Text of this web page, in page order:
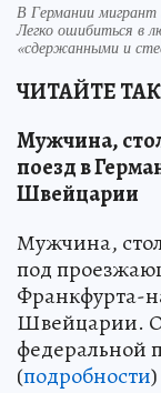
В Германии мигрант
Легко ошибиться в
«сдержанными и
ЧИТАЙТЕ
Мужчина,
поезд в
Швейцарии
Мужчина,
под
Франкфурта-
Швейцарии.
федеральной
(подробности)